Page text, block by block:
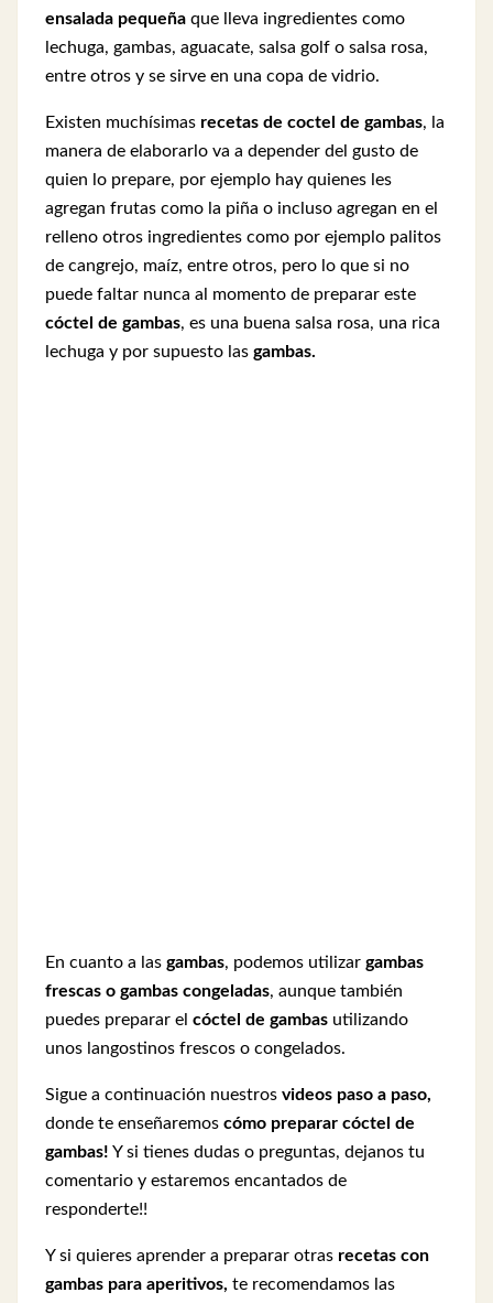
ensalada pequeña que lleva ingredientes como
lechuga, gambas, aguacate, salsa golf o salsa rosa,
entre otros y se sirve en una copa de vidrio.
Existen muchísimas recetas de coctel de gambas, la
manera de elaborarlo va a depender del gusto de
quien lo prepare, por ejemplo hay quienes les
agregan frutas como la piña o incluso agregan en el
relleno otros ingredientes como por ejemplo palitos
de cangrejo, maíz, entre otros, pero lo que si no
puede faltar nunca al momento de preparar este
cóctel de gambas, es una buena salsa rosa, una rica
lechuga y por supuesto las gambas.
En cuanto a las gambas, podemos utilizar gambas
frescas o gambas congeladas, aunque también
puedes preparar el cóctel de gambas utilizando
unos langostinos frescos o congelados.
Sigue a continuación nuestros videos paso a paso,
donde te enseñaremos cómo preparar cóctel de
gambas! Y si tienes dudas o preguntas, dejanos tu
comentario y estaremos encantados de
responderte!!
Y si quieres aprender a preparar otras recetas con
gambas para aperitivos, te recomendamos las